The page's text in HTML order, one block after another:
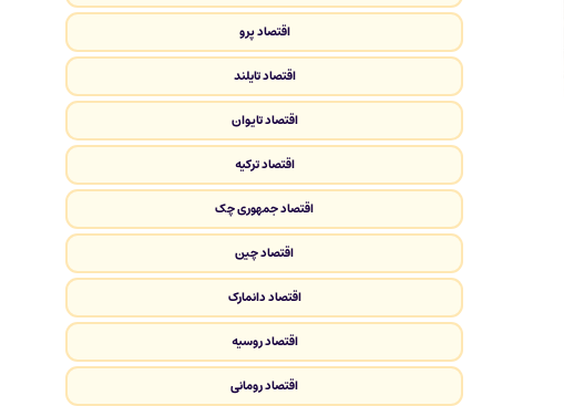
اقتصاد پرو
اقتصاد تایلند
اقتصاد تایوان
اقتصاد ترکیه
اقتصاد جمهوری چک
اقتصاد چین
اقتصاد دانمارک
اقتصاد روسیه
اقتصاد رومانی